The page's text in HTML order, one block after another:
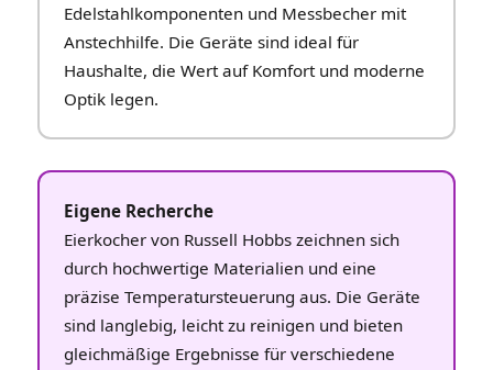
Edelstahlkomponenten und Messbecher mit
Anstechhilfe. Die Geräte sind ideal für
Haushalte, die Wert auf Komfort und moderne
Optik legen.
Eigene Recherche
Eierkocher von Russell Hobbs zeichnen sich
durch hochwertige Materialien und eine
präzise Temperatursteuerung aus. Die Geräte
sind langlebig, leicht zu reinigen und bieten
gleichmäßige Ergebnisse für verschiedene